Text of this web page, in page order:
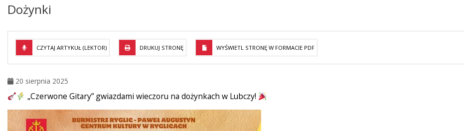
Dożynki
CZYTAJ ARTYKUŁ (LEKTOR) DRUKUJ STRONĘ WYŚWIETL STRONĘ W FORMACIE PDF
20 sierpnia 2025
„Czerwone Gitary” gwiazdami wieczoru na dożynkach w Lubczy!